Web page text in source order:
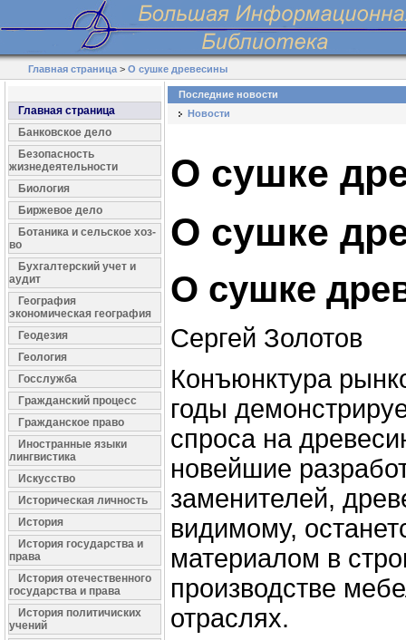
Главная страница >О сушке древесины
Главная страница
Банковское дело
Безопасность
жизнедеятельности
Биология
Биржевое дело
Ботаника и сельское хоз-
во
Бухгалтерский учет и
аудит
География
экономическая география
Геодезия
Геология
Госслужба
Гражданский процесс
Гражданское право
Иностранные языки
лингвистика
Искусство
Историческая личность
История
История государства и
права
История отечественного
государства и права
История политичиских
учений
Последние новости
Новости
О сушке
О сушке
О сушке
Сергей Золотов
Конъюнктура
годы
спроса на
новейшие
заменителей,
видимому,
материалом в
производстве
отраслях.